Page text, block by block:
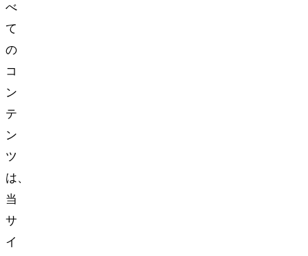
べ
て
の
コ
ン
テ
ン
ツ
は、
当
サ
イ